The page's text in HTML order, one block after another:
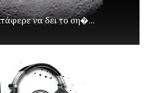
να δει το ση�...